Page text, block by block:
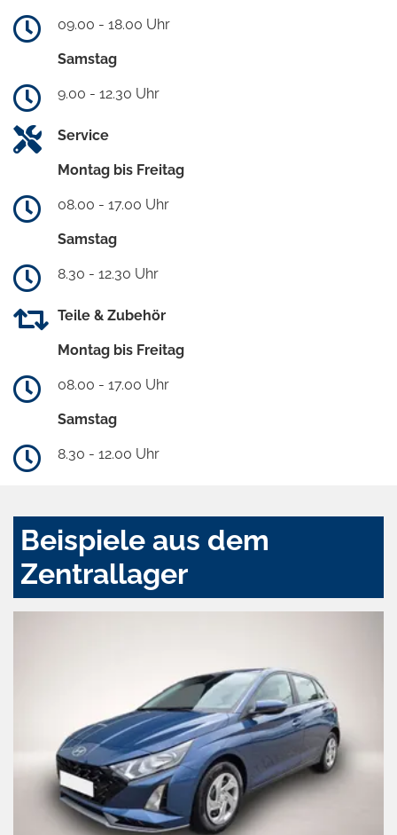
09.00 - 18.00 Uhr
Samstag
9.00 - 12.30 Uhr
Service
Montag bis Freitag
08.00 - 17.00 Uhr
Samstag
8.30 - 12.30 Uhr
Teile & Zubehör
Montag bis Freitag
08.00 - 17.00 Uhr
Samstag
8.30 - 12.00 Uhr
Beispiele aus dem
Zentrallager